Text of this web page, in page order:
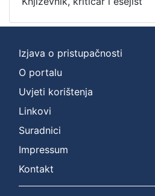
Izjava o pristupačnosti
O portalu
Uvjeti korištenja
Linkovi
Suradnici
Impressum
Kontakt